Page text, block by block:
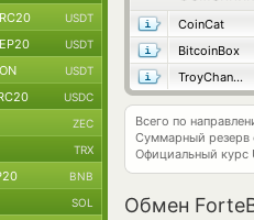
CoinCat
BitcoinBox
TroyChange
Всего по
Суммарный резерв
Официальный курс
Обмен
USDT
USDT
USDT
USDC
ZEC
TRX
BNB
SOL